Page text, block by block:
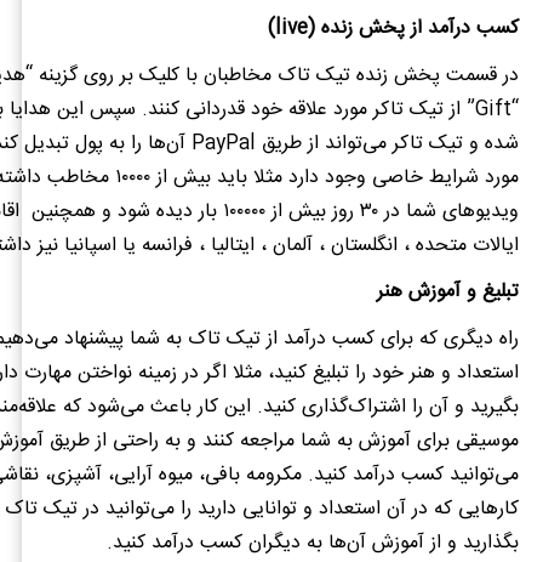
کسب درآمد از پخش زنده(
live
)
در قسمت پخش زنده تیک تاک مخاطبان با کلیک بر روی گزینه “
“
Gift
” از تیک تاکر مورد علاقه خود قدردانی کنند. سپس این هدایا
شده و تیک تاکر می‌تواند از طریق PayPal آن‌ها را به پول تبدیل کند
مورد شرایط خاصی وجود دارد مثلا باید
ویدیوهای شما در ۳۰ روز بیش از ۱۰۰۰۰۰ بار دیده
ایالات متحده ، انگلستان ، آلمان ، ایتالیا ، فرانسه یا اسپانیا نیز
تبلیغ و آموزش هنر
راه دیگری که برای کسب درآمد از تیک تاک به شما پیشنهاد
استعداد و هنر خود را تبلیغ کنید، مثلا اگر در زمینه نواختن مهارت
بگیرید و آن را اشتراک‌گذاری کنید. این کار باعث می‌شود که
موسیقی برای آموزش به شما مراجعه کنند و به راحتی از طریق
می‌توانید کسب درآمد کنید. مکرومه بافی، میوه آرایی، آشپزی،
کارهایی که در آن استعداد و توانایی دارید را می‌توانید در تیک
بگذارید و از آموزش آن‌ها به دیگران کسب درآمد کنید.